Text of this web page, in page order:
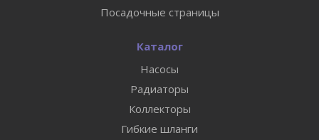
Посадочные страницы
Каталог
Насосы
Радиаторы
Коллекторы
Гибкие шланги